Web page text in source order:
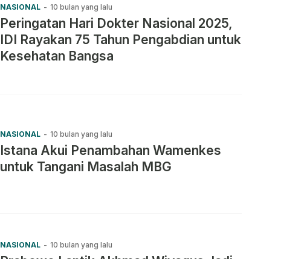
NASIONAL - 10 bulan yang lalu
Peringatan Hari Dokter Nasional 2025,
IDI Rayakan 75 Tahun Pengabdian untuk
Kesehatan Bangsa
NASIONAL - 10 bulan yang lalu
Istana Akui Penambahan Wamenkes
untuk Tangani Masalah MBG
NASIONAL - 10 bulan yang lalu